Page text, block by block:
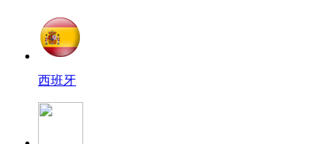
西班牙